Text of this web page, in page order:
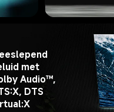
met
Audio™,
DTS